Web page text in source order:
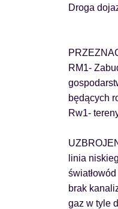
Droga
RM1-
będących
Rw1-
linia
brak
gaz w tyle